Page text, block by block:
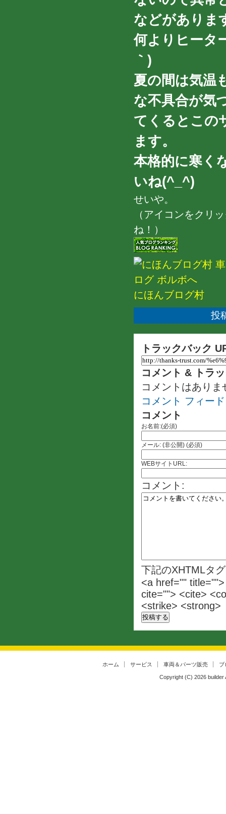
などがありま
何よりヒータ
｀)
夏の間は気温
な不具合が気
てくるとこの
ます。
本格的に寒く
いね(^_^)
せいや。
（アイコンをクリ
ね！）
にほんブログ村
投
トラックバック
コメント & トラ
コメントはありま
コメント フィード
コメント
お名前:(必須)
メール: (非公開) (必須)
WEBサイトURL:
コメント:
下記のXHTMLタ
<a href=""
cite=""> <cite>
<strike> <strong>
ホーム サービス 車両＆パーツ販売 ブ
Copyright (C) 2026 builder